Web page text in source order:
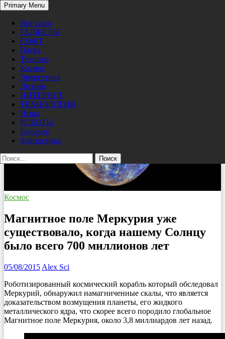
Skip
content
Pro/Hi-Tech
Search
Primary Menu
Все сразу
ГАДЖЕТЫ
СОФТ
Наука
Техника
Космос
Энергетика
Дизайн
ИНТЕРНЕТ
ТЕХНОЛОГИИ
Игры
РОБОТЫ
Будущее
Фантастика
Найти:
Космос
Магнитное поле Меркурия уже
существовало, когда нашему Солнцу
было всего 700 миллионов лет
05/08/2015 Alex Sci
Роботизированный космический корабль который обследовал
Меркурий, обнаружил намагниченные скалы, что является
доказательством возмущения планеты, его жидкого
металлического ядра, что скорее всего породило глобальное
Магнитное поле Меркурия, около 3,8 миллиардов лет назад.